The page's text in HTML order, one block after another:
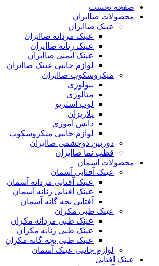
صفحه نخست
محصولات صاایران
عینک صاایران
عینک مردانه صاایران
عینک زنانه صاایران
عینک ایمنی صاایران
لوازم جانبی عینک صاایران
میکروسکوپ صاایران
بیولوژی
متالوژی
لوپ استریو
پلاریزان
دانش آموزی
لوازم جانبی میکروسکوپ
دوربین دوچشمی صاایران
قطب نما صاایران
محصولات آسمان
عینک آفتابی آسمان
عینک آفتابی مردانه آسمان
عینک آفتابی زنانه آسمان
آفتابی بچه گانه آسمان
عینک طبی مکران
عینک طبی مردانه مکران
عینک طبی زنانه مکران
عینک طبی بچه گانه مکران
لوازم جانبی عینک آسمان
عینک آفتابی